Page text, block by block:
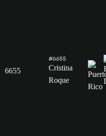
6655
#6655
Cristina
Roque